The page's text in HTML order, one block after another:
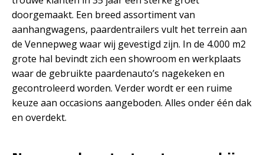
doorgemaakt. Een breed assortiment van
aanhangwagens, paardentrailers vult het terrein aan
de Vennepweg waar wij gevestigd zijn. In de 4.000 m2
grote hal bevindt zich een showroom en werkplaats
waar de gebruikte paardenauto’s nagekeken en
gecontroleerd worden. Verder wordt er een ruime
keuze aan occasions aangeboden. Alles onder één dak
en overdekt.